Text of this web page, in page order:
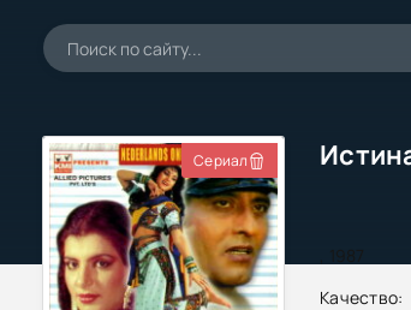
1987
Качество:
Сериал